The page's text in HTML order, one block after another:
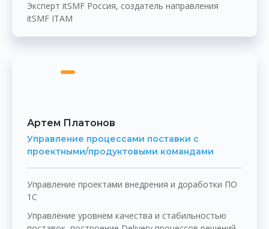
Эксперт itSMF Россия, создатель направления
itSMF ITAM
Артем Платонов
Управление процессами поставки с
проектными/продуктовыми командами
Управление проектами внедрения и доработки ПО
1С
Управление уровнем качества и стабильностью